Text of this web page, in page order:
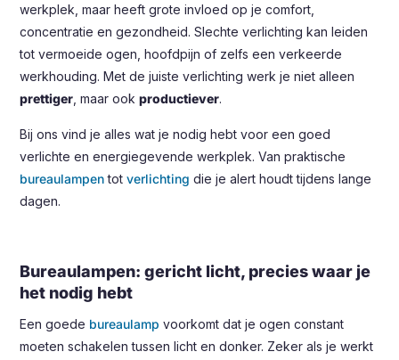
werkplek, maar heeft grote invloed op je comfort,
concentratie en gezondheid. Slechte verlichting kan leiden
tot vermoeide ogen, hoofdpijn of zelfs een verkeerde
werkhouding. Met de juiste verlichting werk je niet alleen
prettiger , maar ookproductiever.
Bij ons vind je alles wat je nodig hebt voor een goed
verlichte en energiegevende werkplek. Van praktische
bureaulampentotverlichting die je alert houdt tijdens lange
dagen.
Bureaulampen: gericht licht, precies waar je
het nodig hebt
Een goede bureaulamp voorkomt dat je ogen constant
moeten schakelen tussen licht en donker. Zeker als je werkt